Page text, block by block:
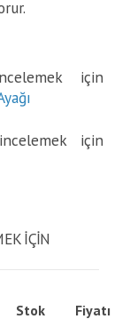
için
için
IÇIN
Stok Fiyatı